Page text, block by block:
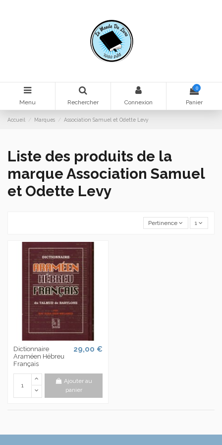
Menu Rechercher Connexion
0
Panier
Accueil Marques Association Samuel et Odette Levy
Liste des produits de la
marque Association Samuel
et Odette Levy
Pertinence 1
Dictionnaire
Araméen Hébreu
Français
29,00 €
Ajouter au
panier